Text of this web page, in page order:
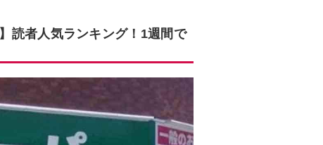
読者人気ランキング！1週間で